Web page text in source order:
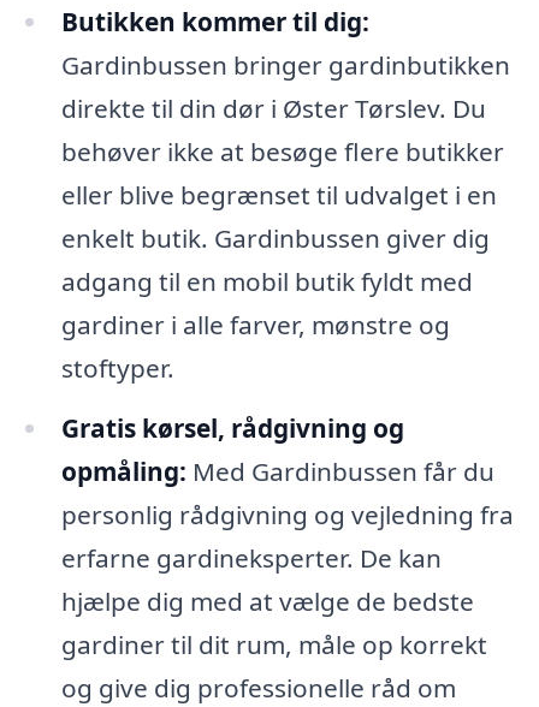
Butikken kommer til dig:
Gardinbussen bringer gardinbutikken
direkte til din dør i Øster Tørslev. Du
behøver ikke at besøge flere butikker
eller blive begrænset til udvalget i en
enkelt butik. Gardinbussen giver dig
adgang til en mobil butik fyldt med
gardiner i alle farver, mønstre og
stoftyper.
Gratis kørsel, rådgivning og
opmåling: Med Gardinbussen får du
personlig rådgivning og vejledning fra
erfarne gardineksperter. De kan
hjælpe dig med at vælge de bedste
gardiner til dit rum, måle op korrekt
og give dig professionelle råd om